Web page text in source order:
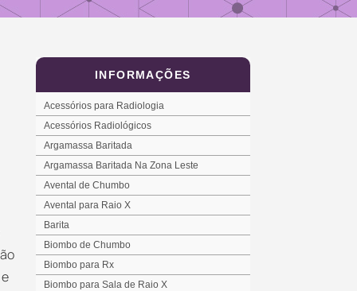
e
INFORMAÇÕES
Acessórios para Radiologia
Acessórios Radiológicos
Argamassa Baritada
Argamassa Baritada Na Zona Leste
Avental de Chumbo
Avental para Raio X
Barita
Biombo de Chumbo
Biombo para Rx
Biombo para Sala de Raio X